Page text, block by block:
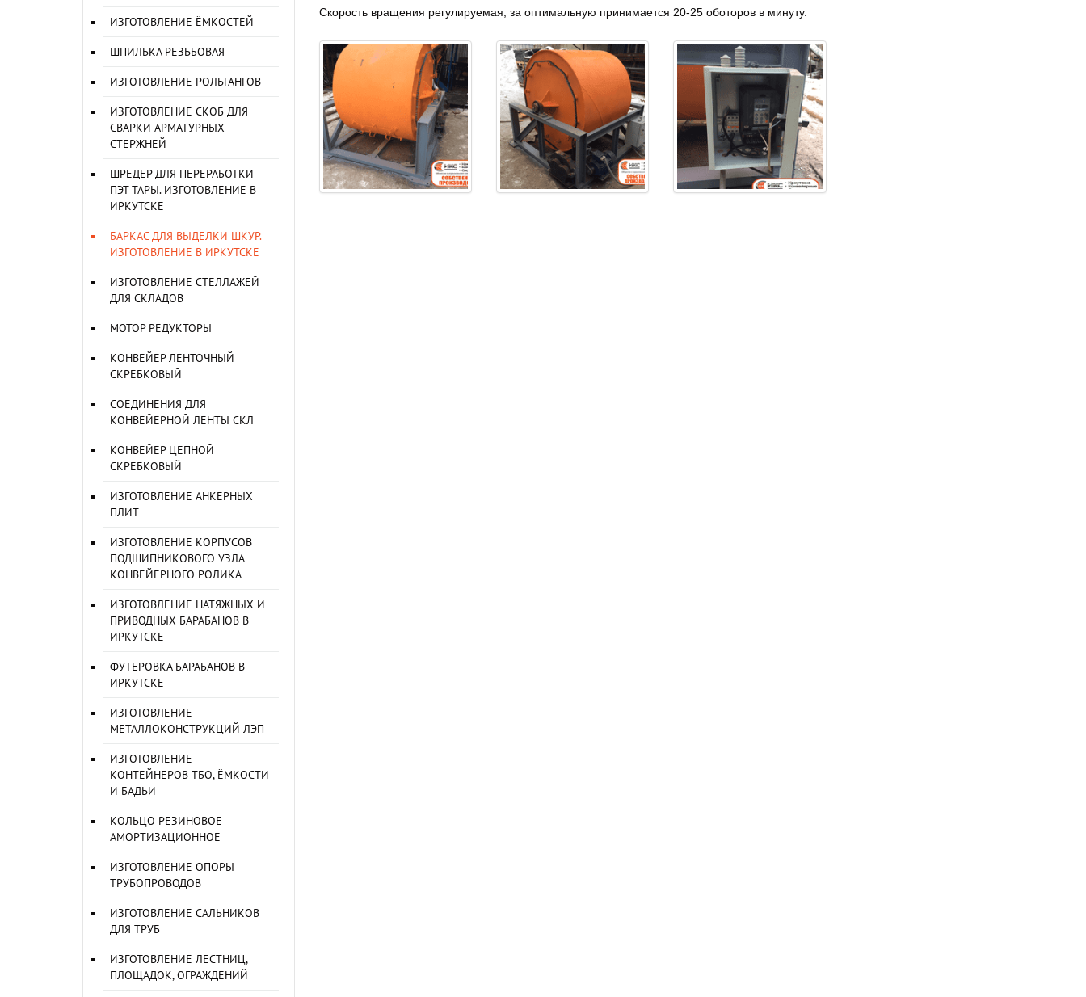
ИЗГОТОВЛЕНИЕ ЁМКОСТЕЙ
ШПИЛЬКА РЕЗЬБОВАЯ
ИЗГОТОВЛЕНИЕ РОЛЬГАНГОВ
ИЗГОТОВЛЕНИЕ СКОБ ДЛЯ
СВАРКИ АРМАТУРНЫХ
СТЕРЖНЕЙ
ШРЕДЕР ДЛЯ ПЕРЕРАБОТКИ
ПЭТ ТАРЫ. ИЗГОТОВЛЕНИЕ В
ИРКУТСКЕ
БАРКАС ДЛЯ ВЫДЕЛКИ ШКУР.
ИЗГОТОВЛЕНИЕ В ИРКУТСКЕ
ИЗГОТОВЛЕНИЕ СТЕЛЛАЖЕЙ
ДЛЯ СКЛАДОВ
МОТОР РЕДУКТОРЫ
КОНВЕЙЕР ЛЕНТОЧНЫЙ
СКРЕБКОВЫЙ
СОЕДИНЕНИЯ ДЛЯ
КОНВЕЙЕРНОЙ ЛЕНТЫ СКЛ
КОНВЕЙЕР ЦЕПНОЙ
СКРЕБКОВЫЙ
ИЗГОТОВЛЕНИЕ АНКЕРНЫХ
ПЛИТ
ИЗГОТОВЛЕНИЕ КОРПУСОВ
ПОДШИПНИКОВОГО УЗЛА
КОНВЕЙЕРНОГО РОЛИКА
ИЗГОТОВЛЕНИЕ НАТЯЖНЫХ И
ПРИВОДНЫХ БАРАБАНОВ В
ИРКУТСКЕ
ФУТЕРОВКА БАРАБАНОВ В
ИРКУТСКЕ
ИЗГОТОВЛЕНИЕ
МЕТАЛЛОКОНСТРУКЦИЙ ЛЭП
ИЗГОТОВЛЕНИЕ
КОНТЕЙНЕРОВ ТБО, ЁМКОСТИ
И БАДЬИ
КОЛЬЦО РЕЗИНОВОЕ
АМОРТИЗАЦИОННОЕ
ИЗГОТОВЛЕНИЕ ОПОРЫ
ТРУБОПРОВОДОВ
ИЗГОТОВЛЕНИЕ САЛЬНИКОВ
ДЛЯ ТРУБ
ИЗГОТОВЛЕНИЕ ЛЕСТНИЦ,
ПЛОЩАДОК, ОГРАЖДЕНИЙ
Скорость вращения регулируемая, за оптимальную принимается 20-25 оботоров в минуту.